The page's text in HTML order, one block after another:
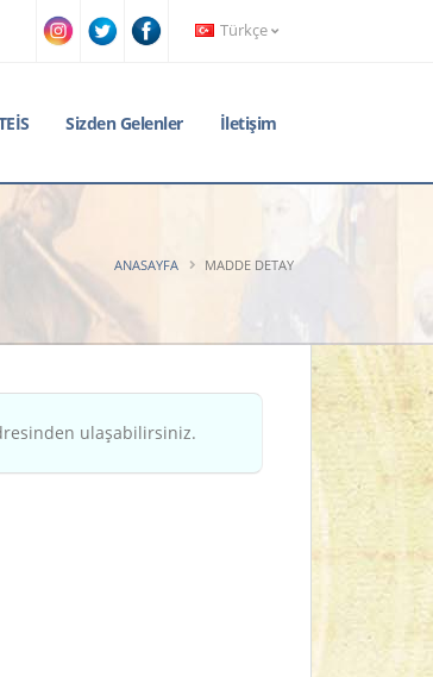
Türkçe
Sizden Gelenler İletişim
ANASAYFA MADDE DETAY
ulaşabilirsiniz.